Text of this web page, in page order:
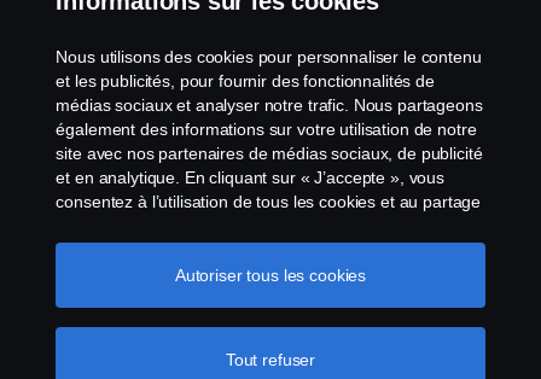
© Copyright Scania 2026 All Rights Reserved.
Scania Belgium, A.Van Osslaan 1 bus b28, 1120
Neder-Over-Heembeek, Tel. 02/264 02 11
Nous utilisons des cookies pour personnaliser le contenu
et les publicités, pour fournir des fonctionnalités de
médias sociaux et analyser notre trafic. Nous partageons
également des informations sur votre utilisation de notre
site avec nos partenaires de médias sociaux, de publicité
et en analytique. En cliquant sur « J’accepte », vous
consentez à l’utilisation de tous les cookies et au partage
cookies en cliquant sur « Paramètres des cookies » et en
sélectionnant les catégories que vous souhaitez
Pour en savoir plus sur la
Tout refuser
Autoriser tous les cookies